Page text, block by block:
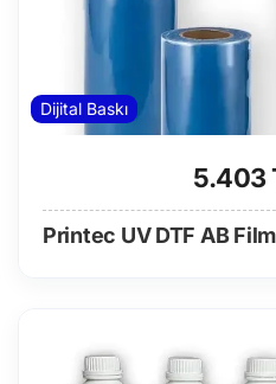
Dijital Baskı
5.403
Printec UV DTF AB